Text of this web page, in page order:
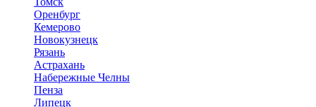
Оренбург
Кемерово
Новокузнецк
Рязань
Астрахань
Набережные Челны
Пенза
Липецк